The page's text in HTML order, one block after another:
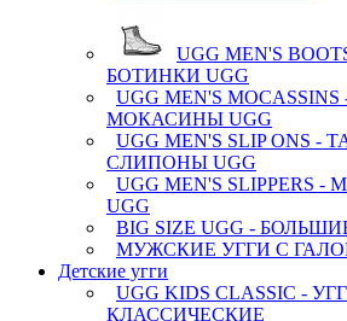
UGG MEN'S
БОТИНКИ UGG
UGG MEN'S
МОКАСИНЫ UGG
UGG MEN'S SLIP ONS
СЛИПОНЫ UGG
UGG MEN'S
UGG
BIG SIZE UGG -
МУЖСКИЕ УГГИ С
Детские угги
UGG KIDS CLASSIC -
КЛАССИЧЕСКИЕ